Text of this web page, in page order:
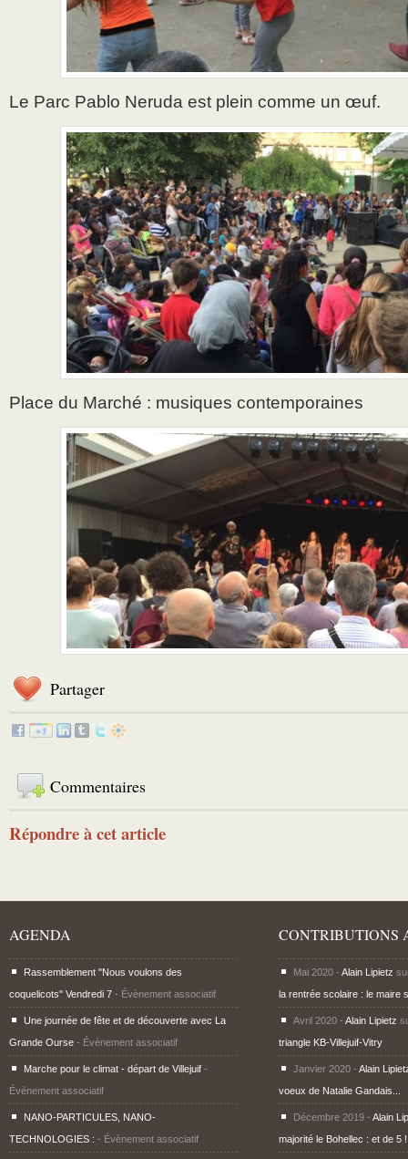
Le Parc Pablo Neruda est plein comme un œuf.
Place du Marché : musiques contemporaines
Partager
Commentaires
Répondre à cet article
AGENDA
Rassemblement "Nous voulons des
coquelicots" Vendredi 7 - Évènement associatif
Une journée de fête et de découverte avec La
Grande Ourse - Évènement associatif
Marche pour le climat - départ de Villejuif -
Évènement associatif
NANO-PARTICULES, NANO-
TECHNOLOGIES : - Évènement associatif
CONTRIBUTIONS
Mai 2020 - Alain Lipietz
la rentrée scolaire : le maire
Avril 2020 - Alain Lipietz
triangle KB-Villejuif-Vitry
Janvier 2020 - Alain
voeux de Natalie Gandais...
Décembre 2019 - Alain
majorité le Bohellec : et de 5 !